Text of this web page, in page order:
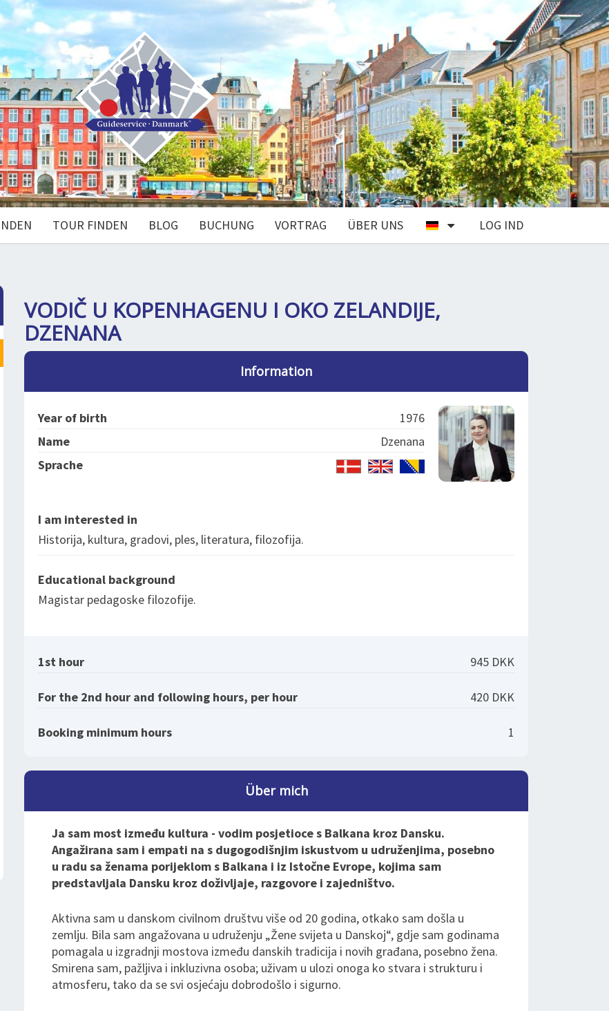
TOUR FINDEN BLOG BUCHUNG VORTRAG ÜBER UNS LOG IND
VODIČ U KOPENHAGENU I OKO ZELANDIJE,
DZENANA
Information
Year of birth
1976
Name
Dzenana
Sprache
I am interested in
Historija, kultura, gradovi, ples, literatura, filozofija.
Educational background
Magistar pedagoske filozofije.
1st hour 945 DKK
For the 2nd hour and following hours, per hour 420 DKK
Booking minimum hours 1
Über mich
Ja sam most između kultura - vodim posjetioce s Balkana kroz Dansku.
Angažirana sam i empati na s dugogodišnjim iskustvom u udruženjima, posebno
u radu sa ženama porijeklom s Balkana i iz Istočne Evrope, kojima sam
predstavljala Dansku kroz doživljaje, razgovore i zajedništvo.
Aktivna sam u danskom civilnom društvu više od 20 godina, otkako sam došla u
zemlju. Bila sam angažovana u udruženju „Žene svijeta u Danskoj“, gdje sam godinama
pomagala u izgradnji mostova između danskih tradicija i novih građana, posebno žena.
Smirena sam, pažljiva i inkluzivna osoba; uživam u ulozi onoga ko stvara i strukturu i
atmosferu, tako da se svi osjećaju dobrodošlo i sigurno.